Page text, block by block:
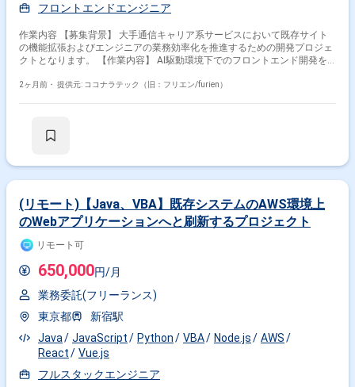
フロントエンドエンジニア
作業内容 【募集背景】 大手通信キャリア系サービスにおいて既存サイト
の機能拡張およびエンジニアの業務効率化を推進するための開発プロジェ
クトとなります。 【作業内容】 AI駆動環境下でのフロントエンド開発を
した実装、要件や依頼内容をプロンプトへ適切に落とし込み実装へつなげ
構造化しプロンプト設計に落とし込める方、長期的なプロジェクトにおい
ことで、フロントエンド開発とAI活用の双方でスキルアップが期待できま
す。 【開発環境】 Vue.jsベースのシステムを中心に、GitHub Copilotや
AWSを利用したアジャイル（Scrum）開発体制となります。
2ヶ月前・ 提供元: ココナラテック（旧：フリエン/furien）
(リモート)【Java、VBA】既存システムのAWS環境上
のWebアプリケーションへと刷新するプロジェクト
リモート可
650,000円/月
業務委託(フリーランス)
東京都
新宿駅
Java
JavaScript Python VBA Node.js
AWS
React
Vue.js
フルスタックエンジニア